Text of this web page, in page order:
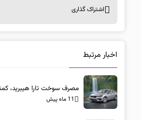
اشتراک گذاری
اخبار مرتبط
مصرف سوخت تارا هیبرید، کمتر از ۵ لیتر در صد
11 ماه پیش